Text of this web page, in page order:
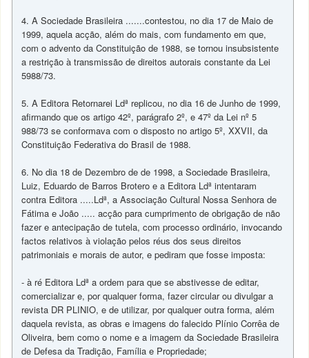
4. A Sociedade Brasileira .......contestou, no dia 17 de Maio de
1999, aquela acção, além do mais, com fundamento em que,
com o advento da Constituição de 1988, se tornou insubsistente
a restrição à transmissão de direitos autorais constante da Lei
5988/73.
5. A Editora Retornarei Ldª replicou, no dia 16 de Junho de 1999,
afirmando que os artigo 42º, parágrafo 2º, e 47º da Lei nº 5
988/73 se conformava com o disposto no artigo 5º, XXVII, da
Constituição Federativa do Brasil de 1988.
6. No dia 18 de Dezembro de de 1998, a Sociedade Brasileira,
Luiz, Eduardo de Barros Brotero e a Editora Ldª intentaram
contra Editora .....Ldª, a Associação Cultural Nossa Senhora de
Fátima e João ..... acção para cumprimento de obrigação de não
fazer e antecipação de tutela, com processo ordinário, invocando
factos relativos à violação pelos réus dos seus direitos
patrimoniais e morais de autor, e pediram que fosse imposta:
- à ré Editora Ldª a ordem para que se abstivesse de editar,
comercializar e, por qualquer forma, fazer circular ou divulgar a
revista DR PLINIO, e de utilizar, por qualquer outra forma, além
daquela revista, as obras e imagens do falecido Plínio Corrêa de
Oliveira, bem como o nome e a imagem da Sociedade Brasileira
de Defesa da Tradição, Família e Propriedade;